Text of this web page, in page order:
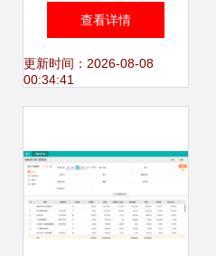
费版软件介绍及软
件功能大全
查看详情
更新时间：2026-08-08
00:34:41